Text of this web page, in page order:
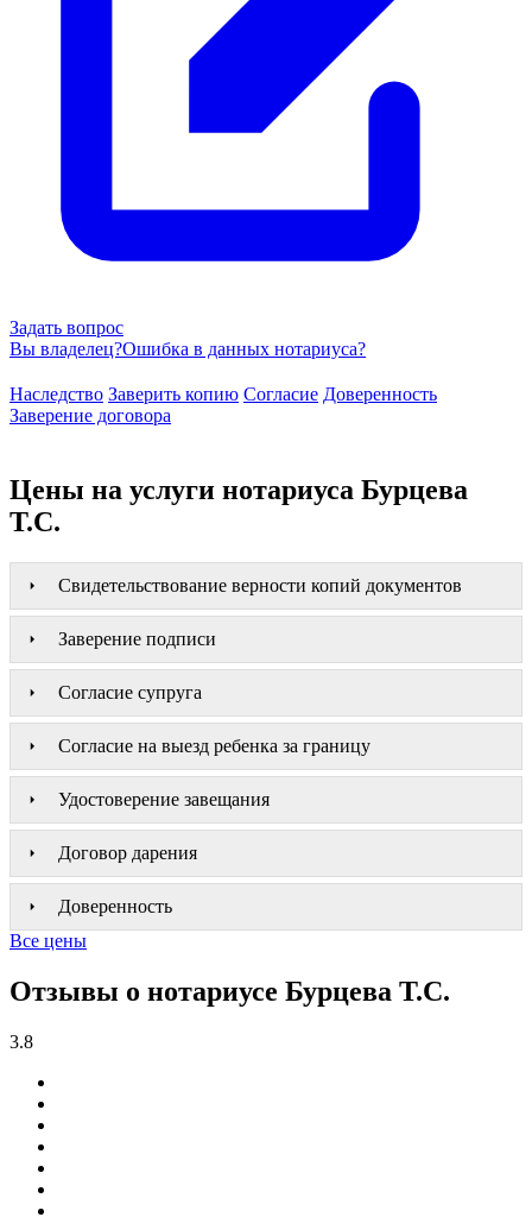
Задать вопрос
Вы владелец?Ошибка в данных нотариуса?
Наследство Заверить копию Согласие Доверенность
Заверение договора
Цены на услуги нотариуса Бурцева
Т.С.
Свидетельствование верности копий документов
Заверение подписи
Согласие супруга
Согласие на выезд ребенка за границу
Удостоверение завещания
Договор дарения
Доверенность
Все цены
Отзывы о нотариусе Бурцева Т.С.
3.8